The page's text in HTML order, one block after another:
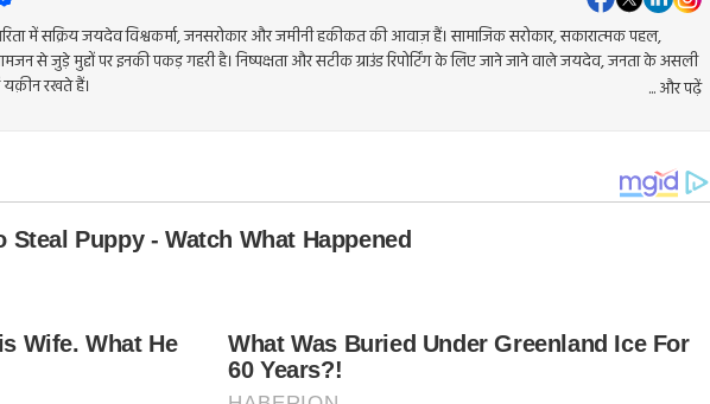
में सक्रिय जयदेव विश्वकर्मा, जनसरोकार और जमीनी हकीकत की आवाज़ हैं। सामाजिक सरोकार, सकारात्मक पहल,
से जुड़े मुद्दों पर इनकी पकड़ गहरी है। निष्पक्षता और सटीक ग्राउंड रिपोर्टिंग के लिए जाने जाने वाले जयदेव, जनता के असली
रखते हैं।
... और पढ़ें